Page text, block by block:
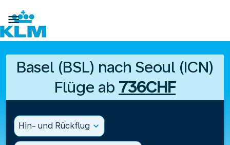

Basel (BSL) nach Seoul (ICN)
Flüge ab 736CHF
Hin- und Rückflug expand_more